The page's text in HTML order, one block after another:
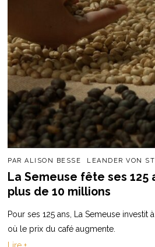
PARALISON BESSE LEANDER VON
La Semeuse fête ses
plus de 10 millions
Pour ses 125 ans, La Semeuse investit
où le prix du café augmente.